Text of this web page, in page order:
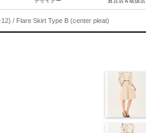
/ Flare Skirt Type B (center pleat)